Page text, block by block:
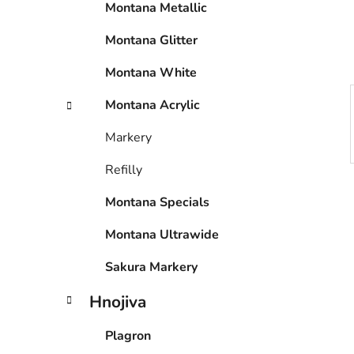
e
l
Montana Metallic
Montana Glitter
Montana White
Montana Acrylic
Markery
Refilly
Montana Specials
Montana Ultrawide
Sakura Markery
Hnojiva
Plagron